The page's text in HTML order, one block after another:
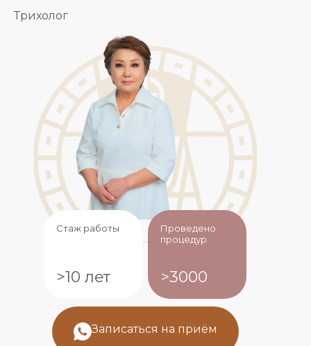
Трихолог
Стаж работы
>10 лет
Проведено
процедур
>3000
Записаться на приём